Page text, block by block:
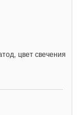
цвет свечения